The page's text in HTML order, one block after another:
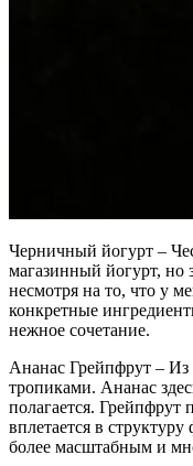
Черничный йогурт –
магазинный йогурт,
несмотря на то, что у
конкретные
нежное сочетание.
Ананас Грейпфрут –
тропиками. Ананас
полагается. Грейпфрут
вплетается в
более масштабным и